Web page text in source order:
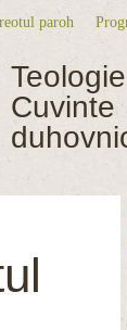
paroh
Cuvinte